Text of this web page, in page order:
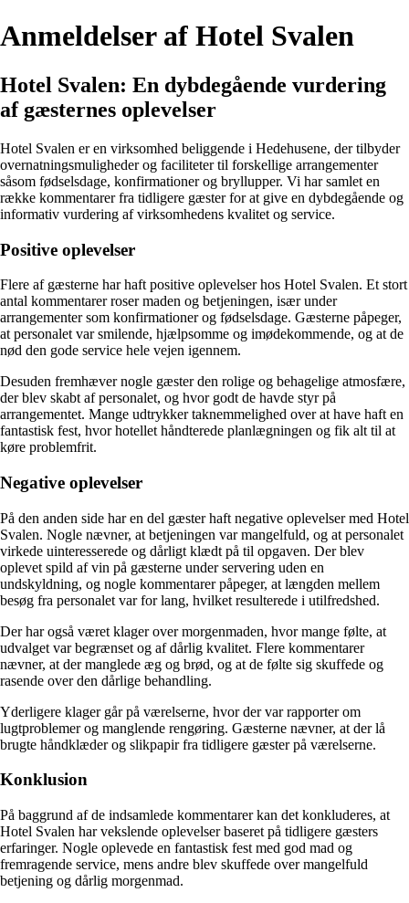
Anmeldelser af Hotel Svalen
Hotel Svalen: En dybdegående vurdering
af gæsternes oplevelser
Hotel Svalen er en virksomhed beliggende i Hedehusene, der tilbyder
overnatningsmuligheder og faciliteter til forskellige arrangementer
såsom fødselsdage, konfirmationer og bryllupper. Vi har samlet en
række kommentarer fra tidligere gæster for at give en dybdegående og
informativ vurdering af virksomhedens kvalitet og service.
Positive oplevelser
Flere af gæsterne har haft positive oplevelser hos Hotel Svalen. Et stort
antal kommentarer roser maden og betjeningen, især under
arrangementer som konfirmationer og fødselsdage. Gæsterne påpeger,
at personalet var smilende, hjælpsomme og imødekommende, og at de
nød den gode service hele vejen igennem.
Desuden fremhæver nogle gæster den rolige og behagelige atmosfære,
der blev skabt af personalet, og hvor godt de havde styr på
arrangementet. Mange udtrykker taknemmelighed over at have haft en
fantastisk fest, hvor hotellet håndterede planlægningen og fik alt til at
køre problemfrit.
Negative oplevelser
På den anden side har en del gæster haft negative oplevelser med Hotel
Svalen. Nogle nævner, at betjeningen var mangelfuld, og at personalet
virkede uinteresserede og dårligt klædt på til opgaven. Der blev
oplevet spild af vin på gæsterne under servering uden en
undskyldning, og nogle kommentarer påpeger, at længden mellem
besøg fra personalet var for lang, hvilket resulterede i utilfredshed.
Der har også været klager over morgenmaden, hvor mange følte, at
udvalget var begrænset og af dårlig kvalitet. Flere kommentarer
nævner, at der manglede æg og brød, og at de følte sig skuffede og
rasende over den dårlige behandling.
Yderligere klager går på værelserne, hvor der var rapporter om
lugtproblemer og manglende rengøring. Gæsterne nævner, at der lå
brugte håndklæder og slikpapir fra tidligere gæster på værelserne.
Konklusion
På baggrund af de indsamlede kommentarer kan det konkluderes, at
Hotel Svalen har vekslende oplevelser baseret på tidligere gæsters
erfaringer. Nogle oplevede en fantastisk fest med god mad og
fremragende service, mens andre blev skuffede over mangelfuld
betjening og dårlig morgenmad.